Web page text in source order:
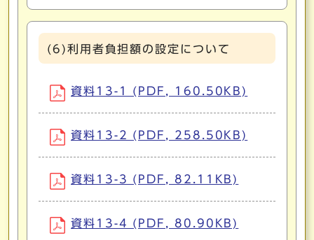
(6)利用者負担額の設定について
資料13-1 (PDF, 160.50KB)
資料13-2 (PDF, 258.50KB)
資料13-3 (PDF, 82.11KB)
資料13-4 (PDF, 80.90KB)